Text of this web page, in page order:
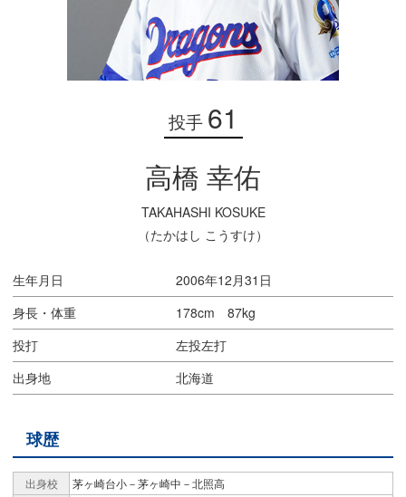
投手 61
高橋 幸佑
TAKAHASHI KOSUKE
（たかはし こうすけ）
生年月日
2006年12月31日
身長・体重
178cm 87kg
投打
左投左打
出身地
北海道
球歴
出身校
茅ヶ崎台小－茅ヶ崎中－北照高